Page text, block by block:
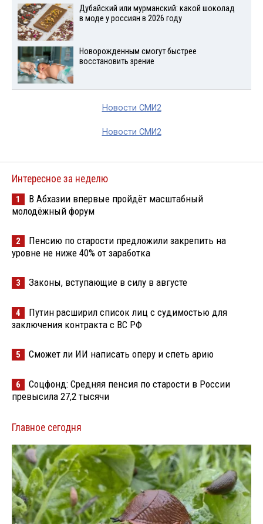
Дубайский или мурманский: какой шоколад
в моде у россиян в 2026 году
Новорожденным смогут быстрее
восстановить зрение
Новости СМИ2
Новости СМИ2
Интересное за неделю
1
В Абхазии впервые пройдёт масштабный
молодёжный форум
2
Пенсию по старости предложили закрепить на
уровне не ниже 40% от заработка
3 Законы, вступающие в силу в августе
4
Путин расширил список лиц с судимостью для
заключения контракта с ВС РФ
5 Сможет ли ИИ написать оперу и спеть арию
6
Соцфонд: Средняя пенсия по старости в России
превысила 27,2 тысячи
Главное сегодня